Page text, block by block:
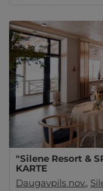
"Silene Resort &
KARTE
Daugavpils nov.,